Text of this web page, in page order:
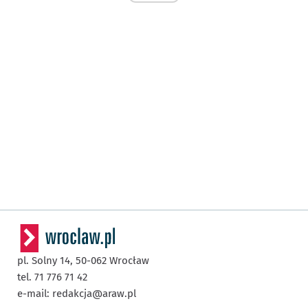
pl. Solny 14, 50-062 Wrocław
tel. 71 776 71 42
e-mail: redakcja@araw.pl